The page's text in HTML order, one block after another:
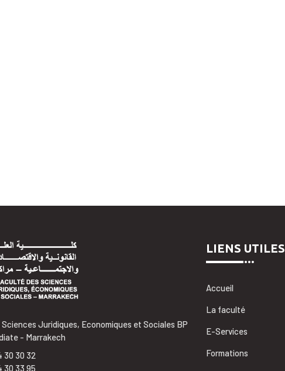
Juridiques, Economiques et Sociales BP
- Marrakech
30 30 32
30 33 95
LIENS UTILES
Accueil
La faculté
E-Services
Formations